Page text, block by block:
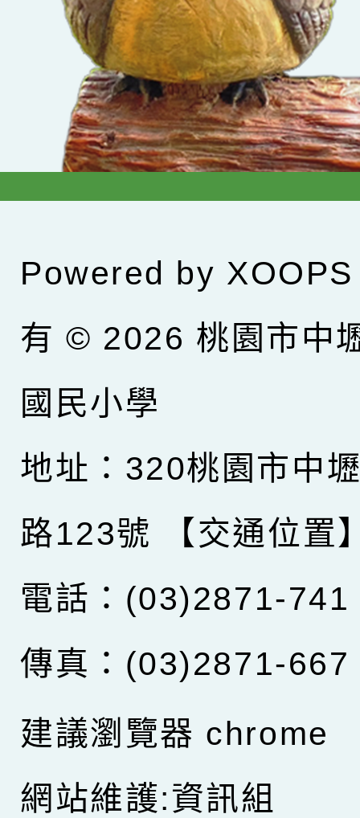
Powered by XOOPS
有 © 2026 桃園市中
國民小學
地址：320桃園市中
路123號
【交通位置
電話：(03)2871-741
傳真：(03)2871-667
建議瀏覽器 chrome
網站維護:資訊組